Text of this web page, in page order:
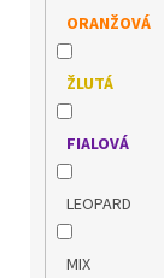
RIDER
RIEKER
s.OLIVER
TAMARIS
WILD
ORANŽOVÁ
ŽLUTÁ
FIALOVÁ
LEOPARD
MIX